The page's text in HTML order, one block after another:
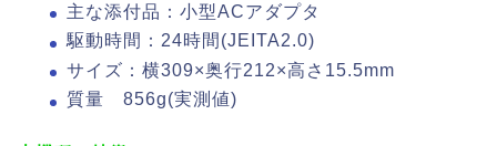
主な添付品：小型ACアダプタ
駆動時間：24時間(JEITA2.0)
サイズ：横309×奥行212×高さ15.5mm
質量 856g(実測値)